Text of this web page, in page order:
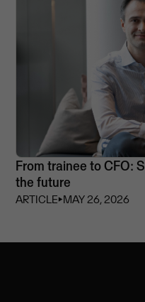
From trainee to CFO:
the future
ARTICLE⏵MAY 26, 2026